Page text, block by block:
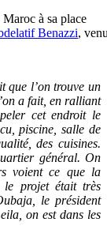
Benazzi,
que l’on trouve un
a fait, en ralliant
cet endroit le
piscine, salle de
des cuisines.
général. On
voient ce que la
le projet était très
le président
on est dans les